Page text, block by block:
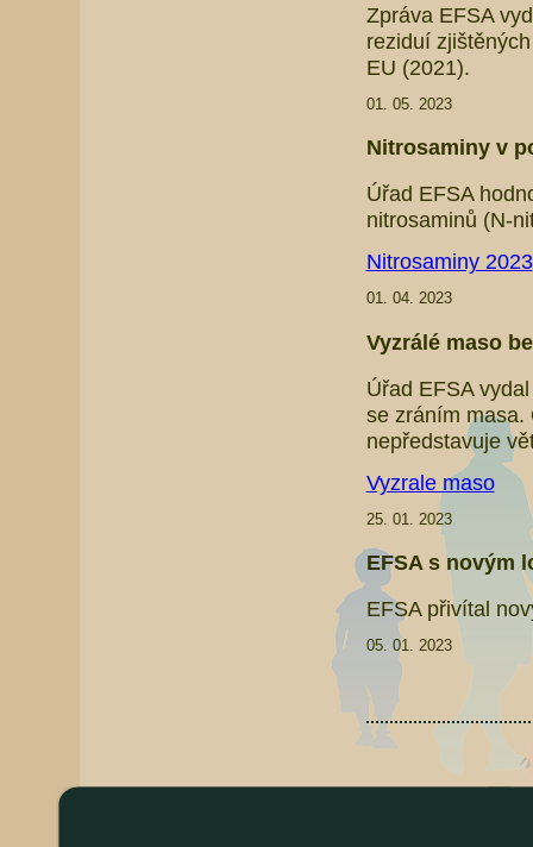
Zpráva EFSA
reziduí
EU (2021).
01. 05. 2023
Nitrosaminy v
Úřad EFSA
nitrosaminů (N-
Nitrosaminy 2023
01. 04. 2023
Vyzrálé maso
Úřad EFSA
se zráním masa.
nepředstavuje
Vyzrale maso
25. 01. 2023
EFSA s novým
EFSA přivítal
05. 01. 2023